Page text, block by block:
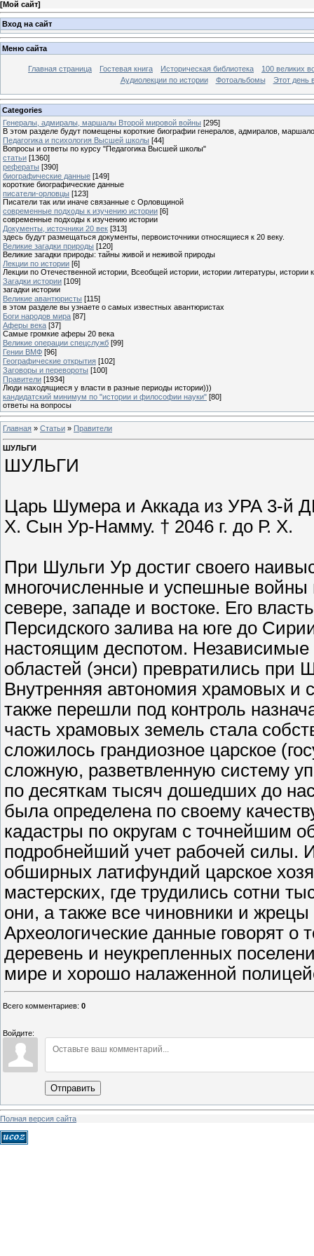
[Мой сайт]
Вход на сайт
Меню сайта
Главная страница Гостевая книга Историческая библиотека
100 великих
Аудиолекции по истории
Фотоальбомы Этот день
Categories
Генералы, адмиралы, маршалы Второй мировой войны [295]
В этом разделе будут помещены короткие биографии генералов, адмиралов,
Педагогика и психология Высшей школы [44]
Вопросы и ответы по курсу "Педагогика Высшей школы"
статьи [1360]
рефераты [390]
биографические данные [149]
короткие биографические данные
писатели-орловцы [123]
Писатели так или иначе связанные с Орловщиной
современные подходы к изучению истории [6]
современные подходы к изучению истории
Документы, источники 20 век [313]
здесь будут размещаться документы, первоисточники относящиеся к 20 веку.
Великие загадки природы [120]
Великие загадки природы: тайны живой и неживой природы
Лекции по истории [6]
Лекции по Отечественной истории, Всеобщей истории, истории литературы, истории
Загадки истории [109]
загадки истории
Великие авантюристы [115]
в этом разделе вы узнаете о самых известных авантюристах
Боги народов мира [87]
Аферы века [37]
Самые громкие аферы 20 века
Великие операции спецслужб [99]
Гении ВМФ [96]
Географические открытия [102]
Заговоры и перевороты [100]
Правители [1934]
Люди находящиеся у власти в разные периоды истории)))
кандидатский минимум по "истории и философии науки" [80]
ответы на вопросы
Главная » Статьи » Правители
ШУЛЬГИ
ШУЛЬГИ
Царь Шумера и Аккада из УРА 3-й
Х. Сын Ур-Намму. † 2046 г. до Р. Х.
При Шульги Ур достиг своего
многочисленные и успешные войны
севере, западе и востоке. Его
Персидского залива на юге до
настоящим деспотом. Независимые
областей (энси) превратились
Внутренняя автономия храмовых и
также перешли под контроль
часть храмовых земель стала
сложилось грандиозное царское
сложную, разветвленную систему
по десяткам тысяч дошедших до
была определена по своему
кадастры по округам с точнейшим
подробнейший учет рабочей силы.
обширных латифундий царское
мастерских, где трудились сотни
они, а также все чиновники и
Археологические данные говорят о
деревень и неукрепленных
мире и хорошо налаженной
Всего комментариев: 0
Войдите:
Отправить
Полная версия сайта